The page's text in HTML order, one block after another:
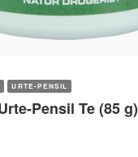
URTE-PENSIL
Pensil Te (85 g)